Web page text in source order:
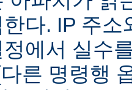
다. IP 주
에서 실수
른 명령행